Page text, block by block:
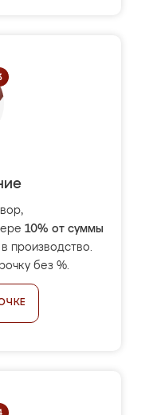
10% от суммы
производство.
без %.